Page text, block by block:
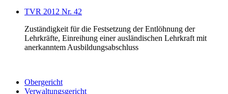
TVR 2012 Nr. 42
Zuständigkeit für die Festsetzung der Entlöhnung der
Lehrkräfte, Einreihung einer ausländischen Lehrkraft mit
anerkanntem Ausbildungsabschluss
Obergericht
Verwaltungsgericht